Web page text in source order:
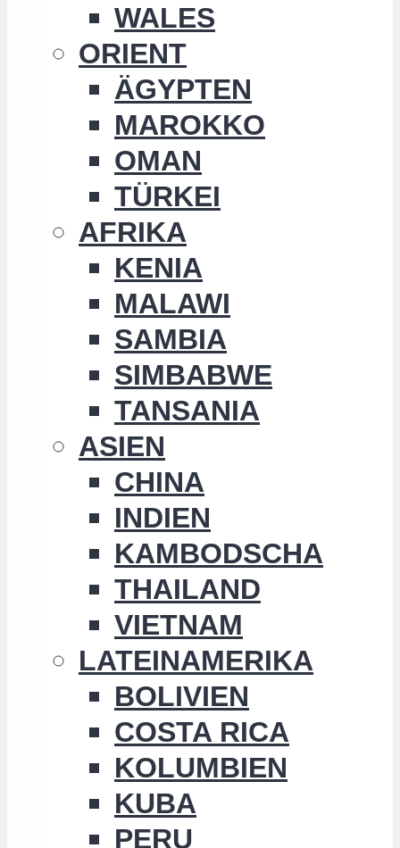
WALES
ORIENT
ÄGYPTEN
MAROKKO
OMAN
TÜRKEI
AFRIKA
KENIA
MALAWI
SAMBIA
SIMBABWE
TANSANIA
ASIEN
CHINA
INDIEN
KAMBODSCHA
THAILAND
VIETNAM
LATEINAMERIKA
BOLIVIEN
COSTA RICA
KOLUMBIEN
KUBA
PERU